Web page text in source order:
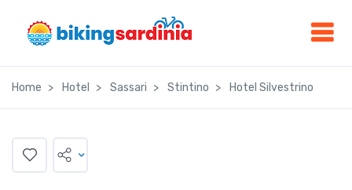
Home Hotel Sassari Stintino Hotel Silvestrino